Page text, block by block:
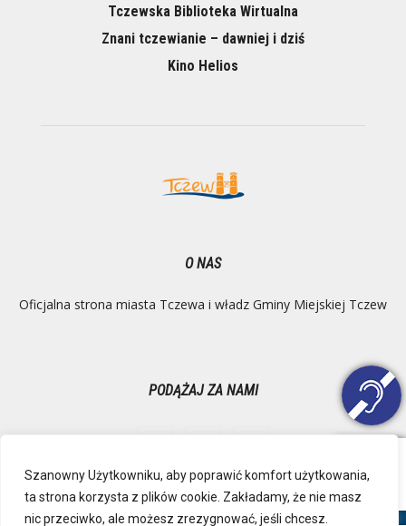
Szanowny Użytkowniku, aby poprawić komfort użytkowania,
ta strona korzysta z plików cookie. Zakładamy, że nie masz
nic przeciwko, ale możesz zrezygnować, jeśli chcesz.
Tczewska Biblioteka Wirtualna
Znani tczewianie – dawniej i dziś
Kino Helios
O NAS
Oficjalna strona miasta Tczewa i władz Gminy Miejskiej Tczew
PODĄŻAJ ZA NAMI
Ochrona danych osobowych
Inspektor Danych Osobowych